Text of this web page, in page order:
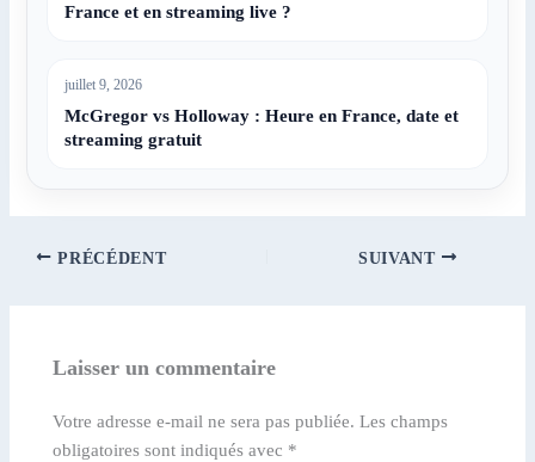
France et en streaming live ?
juillet 9, 2026
McGregor vs Holloway : Heure en France, date et
streaming gratuit
PRÉCÉDENT SUIVANT
Laisser un commentaire
Votre adresse e-mail ne sera pas publiée. Les champs
obligatoires sont indiqués avec *